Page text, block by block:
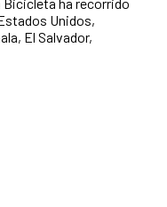
Unidos,
El Salvador,